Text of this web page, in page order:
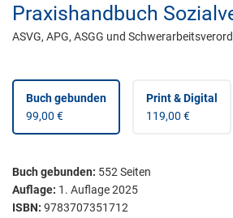
Praxishandbuch
ASVG, APG, ASGG und
Buch gebunden
99,00 €
Print & Digital
119,00 €
Buch gebunden: 552Seiten
Auflage: 1. Auflage 2025
ISBN: 9783707351712